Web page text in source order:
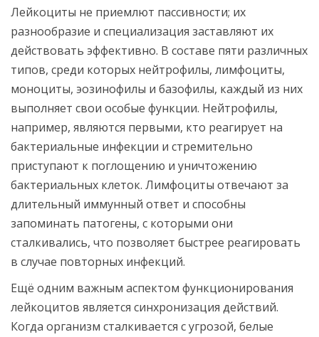
Лейкоциты не приемлют пассивности; их
разнообразие и специализация заставляют их
действовать эффективно. В составе пяти различных
типов, среди которых нейтрофилы, лимфоциты,
моноциты, эозинофилы и базофилы, каждый из них
выполняет свои особые функции. Нейтрофилы,
например, являются первыми, кто реагирует на
бактериальные инфекции и стремительно
приступают к поглощению и уничтожению
бактериальных клеток. Лимфоциты отвечают за
длительный иммунный ответ и способны
запоминать патогены, с которыми они
сталкивались, что позволяет быстрее реагировать
в случае повторных инфекций.
Ещё одним важным аспектом функционирования
лейкоцитов является синхронизация действий.
Когда организм сталкивается с угрозой, белые